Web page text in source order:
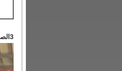
3الصور